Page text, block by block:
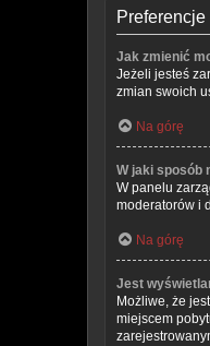
Jak zmienić
Jeżeli jesteś
zmian swoich
Na górę
W jaki sposób
W panelu
moderatorów i
Na górę
Jest
Możliwe, że
miejscem